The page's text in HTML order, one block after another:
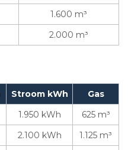
1.600 m³
2.000 m³
Stroom kWh
Gas
1.950 kWh
625 m³
2.100 kWh
1.125 m³